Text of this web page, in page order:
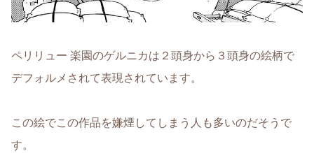
ペリリュー 楽園のゲルニカは２頭身から３頭身の絵柄で
デフォルメされて表現されています。
この絵でこの作品を嫌煙してしまう人も多いのだそうで
す。